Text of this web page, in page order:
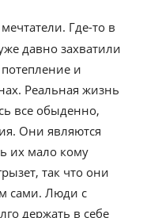
Где-то в
давно захватили
и
Реальная жизнь
все обыденно,
Они являются
их мало кому
так что они
сами. Люди с
держать в себе